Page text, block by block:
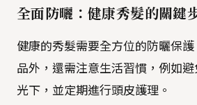
全面防曬：健康秀髮的關鍵
健康的秀髮需要全方位的防曬保
品外，還需注意生活習慣，例如
光下，並定期進行頭皮護理。